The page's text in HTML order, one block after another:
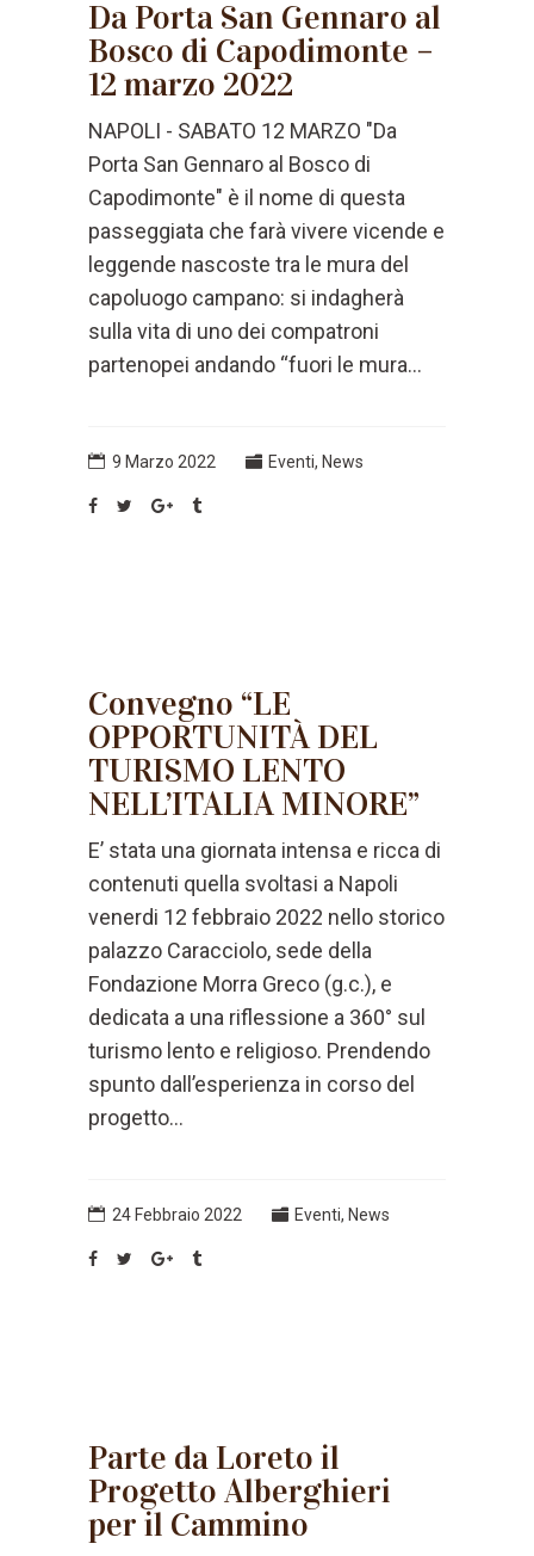
Da Porta San Gennaro al
Bosco di Capodimonte –
12 marzo 2022
NAPOLI - SABATO 12 MARZO "Da
Porta San Gennaro al Bosco di
Capodimonte" è il nome di questa
passeggiata che farà vivere vicende e
leggende nascoste tra le mura del
capoluogo campano: si indagherà
sulla vita di uno dei compatroni
partenopei andando “fuori le mura...
9 Marzo 2022 Eventi, News
Convegno “LE
OPPORTUNITÀ DEL
TURISMO LENTO
NELL’ITALIA MINORE”
E’ stata una giornata intensa e ricca di
contenuti quella svoltasi a Napoli
venerdi 12 febbraio 2022 nello storico
palazzo Caracciolo, sede della
Fondazione Morra Greco (g.c.), e
dedicata a una riflessione a 360° sul
turismo lento e religioso. Prendendo
spunto dall’esperienza in corso del
progetto...
24 Febbraio 2022 Eventi, News
Parte da Loreto il
Progetto Alberghieri
per il Cammino